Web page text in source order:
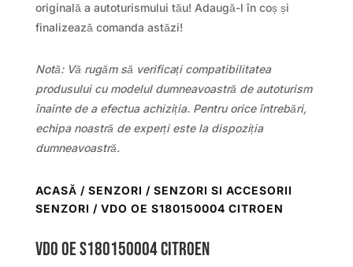
originală a autoturismului tău! Adaugă-l în coș și
finalizează comanda astăzi!
Notă: Vă rugăm să verificați compatibilitatea
produsului cu modelul dumneavoastră de autoturism
înainte de a efectua achiziția. Pentru orice întrebări,
echipa noastră de experți este la dispoziția
dumneavoastră.
ACASĂ / SENZORI / SENZORI SI ACCESORII
SENZORI / VDO OE S180150004 CITROEN
VDO OE S180150004 Citroen